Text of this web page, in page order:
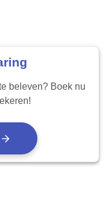
beleven? Boek nu